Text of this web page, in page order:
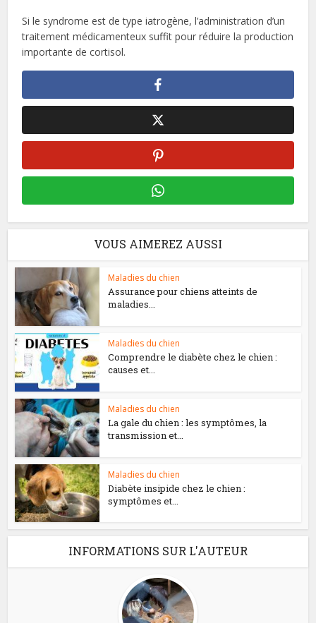
Si le syndrome est de type iatrogène, l’administration d’un
traitement médicamenteux suffit pour réduire la production
importante de cortisol.
VOUS AIMEREZ AUSSI
Maladies du chien
Assurance pour chiens atteints de
maladies...
Maladies du chien
Comprendre le diabète chez le chien :
causes et...
Maladies du chien
La gale du chien : les symptômes, la
transmission et...
Maladies du chien
Diabète insipide chez le chien :
symptômes et...
INFORMATIONS SUR L'AUTEUR